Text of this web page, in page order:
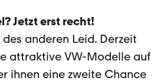
Jetzt erst recht!
anderen Leid. Derzeit
attraktive VW-Modelle auf
ihnen eine zweite Chance